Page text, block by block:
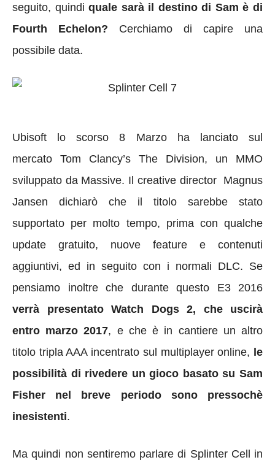
seguito, quindiquale sarà il destino di Sam è di
Fourth Echelon? Cerchiamo di capire una
possibile data.
Ubisoft lo scorso 8 Marzo ha lanciato sul
mercato Tom Clancy’s The Division, un MMO
sviluppato da Massive. Il creative director Magnus
Jansen dichiarò che il titolo sarebbe stato
supportato per molto tempo, prima con qualche
update gratuito, nuove feature e contenuti
aggiuntivi, ed in seguito con i normali DLC. Se
pensiamo inoltre che durante questo E3 2016
verrà presentato Watch Dogs 2, che uscirà
entro marzo 2017, e che è in cantiere un altro
titolo tripla AAA incentrato sul multiplayer online, le
possibilità di rivedere un gioco basato su Sam
Fisher nel breve periodo sono pressochè
inesistenti.
Ma quindi non sentiremo parlare di Splinter Cell in